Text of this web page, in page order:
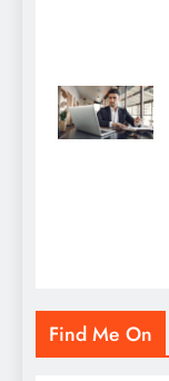
Find Me On